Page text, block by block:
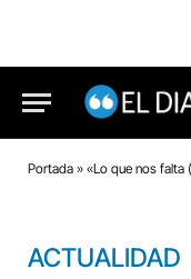
Portada » «Lo que nos falta (en la
ACTUALIDAD